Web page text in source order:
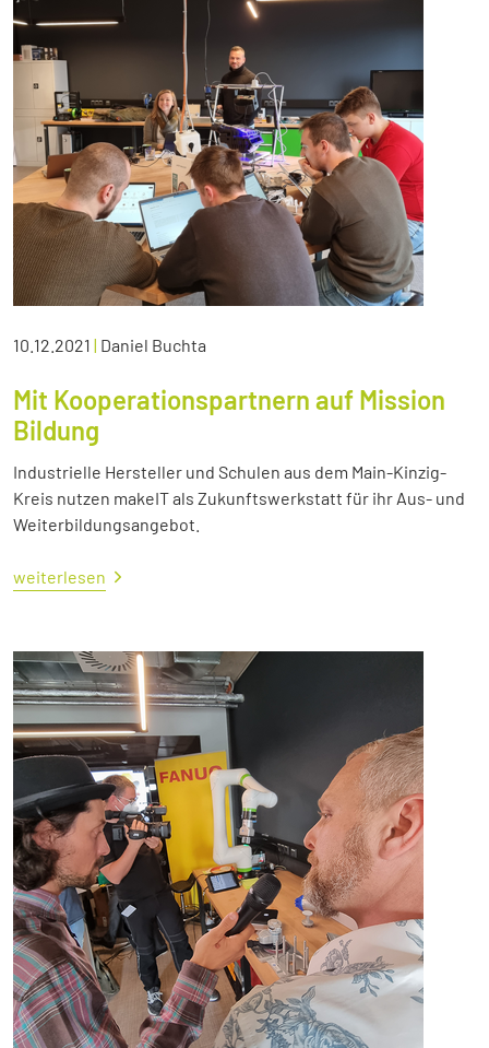
10.12.2021 | Daniel Buchta
Mit Kooperationspartnern auf Mission
Bildung
Industrielle Hersteller und Schulen aus dem Main-Kinzig-
Kreis nutzen makeIT als Zukunftswerkstatt für ihr Aus- und
Weiterbildungsangebot.
weiterlesen